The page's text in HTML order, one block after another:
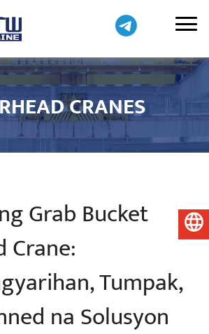
CRANES
Grab Bucket
Crane:
Tumpak,
na Solusyon
Pilipino